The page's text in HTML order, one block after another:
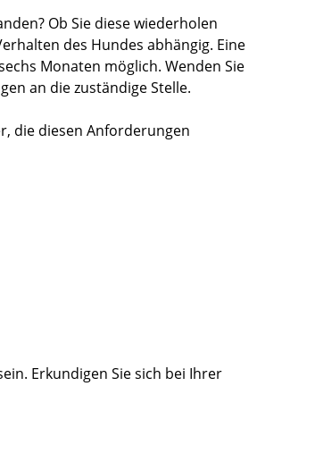
Ob Sie diese wiederholen
des Hundes abhängig. Eine
Monaten möglich. Wenden Sie
an die zuständige Stelle.
die diesen Anforderungen
Erkundigen Sie sich bei Ihrer